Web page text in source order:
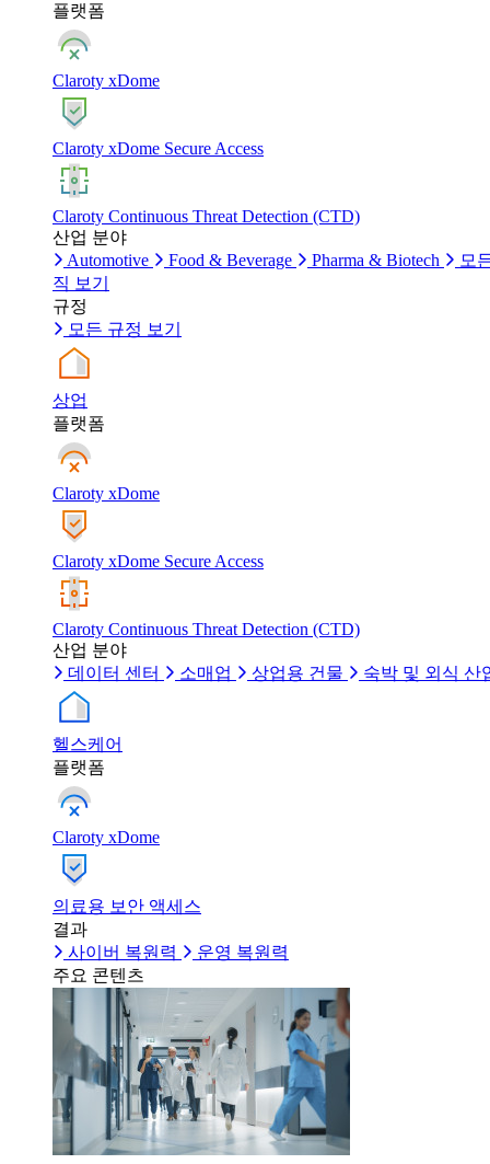
플랫폼
Claroty xDome
Claroty xDome Secure Access
Claroty Continuous Threat Detection (CTD)
산업 분야
Automotive
Food & Beverage Pharma & Biotech
모
직 보기
규정
모든 규정 보기
상업
플랫폼
Claroty xDome
Claroty xDome Secure Access
Claroty Continuous Threat Detection (CTD)
산업 분야
데이터 센터
소매업 상업용 건물 숙박 및 외식 산
헬스케어
플랫폼
Claroty xDome
의료용 보안 액세스
결과
사이버 복원력
운영 복원력
주요 콘텐츠